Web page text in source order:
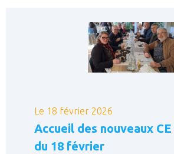
Le 18 février 2026
Accueil des nouveaux
du 18 février